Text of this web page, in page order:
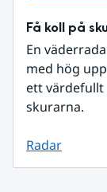
Få koll på
En
med hög
ett värdefullt
skurarna.
Radar